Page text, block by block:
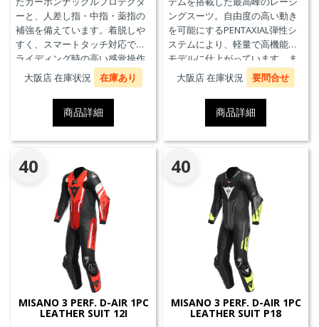
ーと、人差し指・中指・薬指の
補強を備えています。着脱しや
すく、スマートタッチ対応で、
ライディング時の高い感覚操作
性と抜群の快適性を実現。
大阪店 在庫状況 在庫あり
商品詳細
ングスーツ。自由度の高い動き
を可能にするPENTAXIAL弾性シ
ステムにより、軽量で高機能な
モデルに仕上がっています。ま
た、エアバッグ本体が最大3回の
起爆まで繰り返し利用可能な
Triple-Activation D-air®Racing
エアバッグを搭載しています。
※別途ジェネレーター(ガス発生
器本体)の交換が必要です。MFJ
公認モデル。
大阪店 在庫状況 要問合せ
商品詳細
40
MISANO 3 PERF. D-AIR 1PC
LEATHER SUIT 12I
40
MISANO 3 PERF. D-AIR 1PC
LEATHER SUIT P18